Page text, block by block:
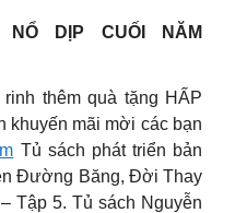
NỔ DỊP CUỐI NĂM
thêm quà tặng HẤP
khuyến mãi mời các bạn
Tủ sách phát triển bản
Đường Băng, Đời Thay
Tập 5. Tủ sách Nguyễn